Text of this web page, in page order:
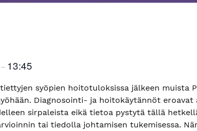
– 13:45
syöpien hoitotuloksissa jälkeen muista
Diagnosointi- ja hoitokäytännöt
sirpaleista eikä tietoa pystytä tällä
tai tiedolla johtamisen tukemisessa.